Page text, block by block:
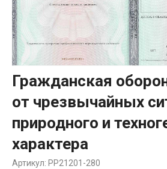
Гражданская
от чрезвычайных
природного и
характера
Артикул: PP21201-280